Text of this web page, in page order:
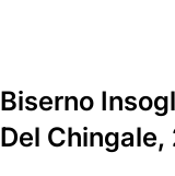
Biserno
Del Chingale,